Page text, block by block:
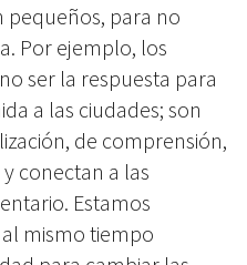
pequeños, para no
Por ejemplo, los
ser la respuesta para
a las ciudades; son
de comprensión,
conectan a las
Estamos
mismo tiempo